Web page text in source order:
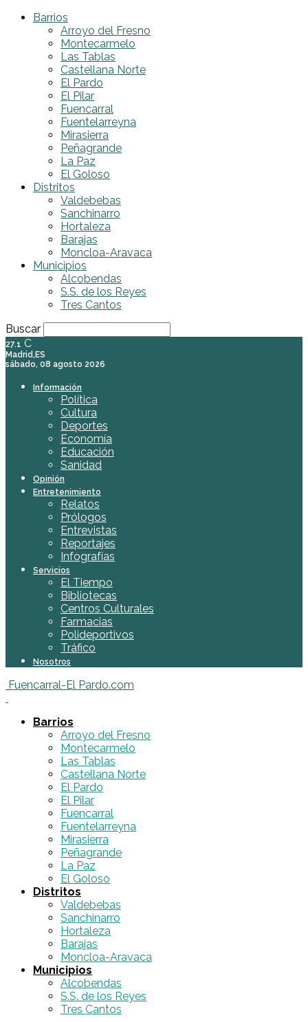
Barrios
Arroyo del Fresno
Montecarmelo
Las Tablas
Castellana Norte
El Pardo
El Pilar
Fuencarral
Fuentelarreyna
Mirasierra
Peñagrande
La Paz
El Goloso
Distritos
Valdebebas
Sanchinarro
Hortaleza
Barajas
Moncloa-Aravaca
Municipios
Alcobendas
S.S. de los Reyes
Tres Cantos
Buscar
27.1 C
Madrid,ES
sábado, 08 agosto 2026
Información
Política
Cultura
Deportes
Economía
Educación
Sanidad
Opinión
Entretenimiento
Relatos
Prólogos
Entrevistas
Reportajes
Infografías
Servicios
El Tiempo
Bibliotecas
Centros Culturales
Farmacias
Polideportivos
Tráfico
Nosotros
Fuencarral-El Pardo.com
Barrios
Arroyo del Fresno
Montecarmelo
Las Tablas
Castellana Norte
El Pardo
El Pilar
Fuencarral
Fuentelarreyna
Mirasierra
Peñagrande
La Paz
El Goloso
Distritos
Valdebebas
Sanchinarro
Hortaleza
Barajas
Moncloa-Aravaca
Municipios
Alcobendas
S.S. de los Reyes
Tres Cantos